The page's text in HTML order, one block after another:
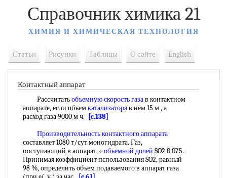
Справочник химика 21
ХИМИЯ И ХИМИЧЕСКАЯ ТЕХНОЛОГИЯ
Статьи Рисунки Таблицы О сайте English
Контактный аппарат
Рассчитатьобъемную скорость газав контактном
аппарате, если объемкатализаторав нем 15 м , а
расход газа 9000 м ч.
[c.138]
Производительность контактного аппарата
составляет 1080 т/сут моногидрата. Газ,
поступающий в аппарат, собъемной долей SO2 0,075.
Принимая коэффициент пспользования SO2, равный
98 %, определить объем подаваемого в аппарат газа